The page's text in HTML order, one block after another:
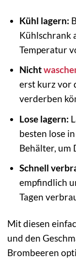
Kühl lagern:
Kühlschrank
Temperatur
Nicht
erst kurz vor
verderben
Lose lagern:
besten lose
Behälter, um
Schnell
empfindlich
Tagen
Mit diesen
und den
Brombeeren